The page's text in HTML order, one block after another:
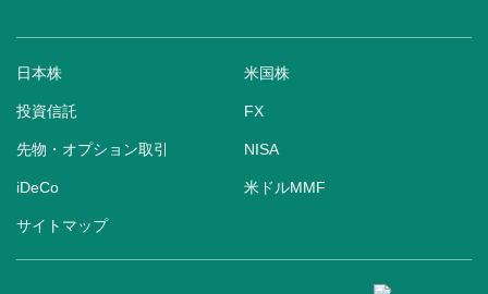
日本株 米国株
投資信託 FX
先物・オプション取引 NISA
iDeCo 米ドルMMF
サイトマップ